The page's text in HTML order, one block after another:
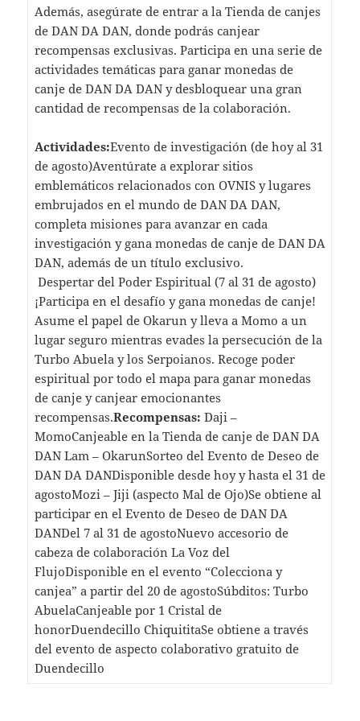
Además, asegúrate de entrar a la Tienda de canjes
de DAN DA DAN, donde podrás canjear
recompensas exclusivas. Participa en una serie de
actividades temáticas para ganar monedas de
canje de DAN DA DAN y desbloquear una gran
cantidad de recompensas de la colaboración.
Actividades:Evento de investigación (de hoy al 31
de agosto)Aventúrate a explorar sitios
emblemáticos relacionados con OVNIS y lugares
embrujados en el mundo de DAN DA DAN,
completa misiones para avanzar en cada
investigación y gana monedas de canje de DAN DA
DAN, además de un título exclusivo.
Despertar del Poder Espiritual (7 al 31 de agosto)
¡Participa en el desafío y gana monedas de canje!
Asume el papel de Okarun y lleva a Momo a un
lugar seguro mientras evades la persecución de la
Turbo Abuela y los Serpoianos. Recoge poder
espiritual por todo el mapa para ganar monedas
de canje y canjear emocionantes
recompensas.Recompensas: Daji –
MomoCanjeable en la Tienda de canje de DAN DA
DAN Lam – OkarunSorteo del Evento de Deseo de
DAN DA DANDisponible desde hoy y hasta el 31 de
agostoMozi – Jiji (aspecto Mal de Ojo)Se obtiene al
participar en el Evento de Deseo de DAN DA
DANDel 7 al 31 de agostoNuevo accesorio de
cabeza de colaboración La Voz del
FlujoDisponible en el evento “Colecciona y
canjea” a partir del 20 de agostoSúbditos: Turbo
AbuelaCanjeable por 1 Cristal de
honorDuendecillo ChiquititaSe obtiene a través
del evento de aspecto colaborativo gratuito de
Duendecillo